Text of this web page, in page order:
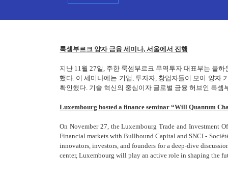
룩셈부르크 양자 금융 세미나, 서울에서 진행
지난 11월 27일, 주한 룩셈부르크 무역투자 대표부는 불
했다. 이 세미나에는 기업, 투자자, 창업자들이 모여 양자
확인했다. 기술 혁신의 중심이자 글로벌 금융 허브인 룩
Luxembourg hosted a finance seminar “Will Quantum
On November 27, the Luxembourg Trade and Investment
Financial markets with Bullhound Capital and SNCI -
innovators, investors, and founders for a deep-dive
center, Luxembourg will play an active role in shaping the